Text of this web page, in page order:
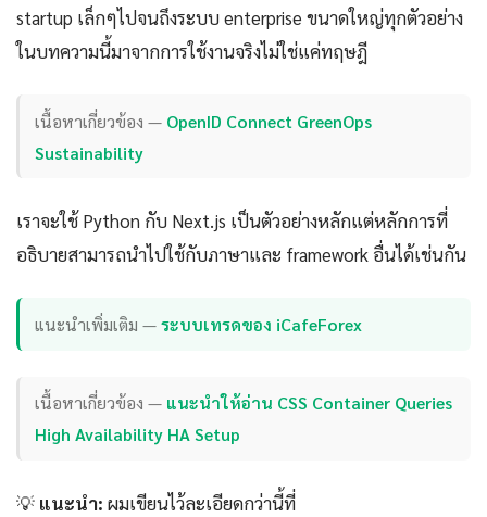
startup เล็กๆไปจนถึงระบบ enterprise ขนาดใหญ่ทุกตัวอย่าง
ในบทความนี้มาจากการใช้งานจริงไม่ใช่แค่ทฤษฎี
เนื้อหาเกี่ยวข้อง — OpenID Connect GreenOps
Sustainability
เราจะใช้ Python กับ Next.js เป็นตัวอย่างหลักแต่หลักการที่
อธิบายสามารถนำไปใช้กับภาษาและ framework อื่นได้เช่นกัน
แนะนำเพิ่มเติม —ระบบเทรดของ iCafeForex
เนื้อหาเกี่ยวข้อง — แนะนำให้อ่าน CSS Container Queries
High Availability HA Setup
💡 แนะนำ: ผมเขียนไว้ละเอียดกว่านี้ที่